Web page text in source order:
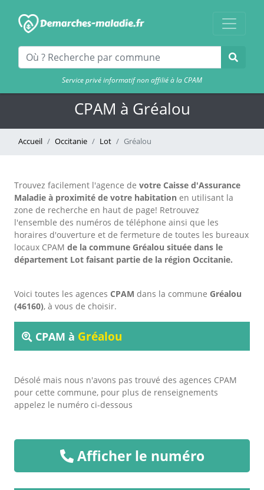
Service privé informatif non affilié à la CPAM
CPAM à Gréalou
Accueil Occitanie Lot Gréalou
Trouvez facilement l'agence de votre Caisse d'Assurance
Maladie à proximité de votre habitation en utilisant la
zone de recherche en haut de page! Retrouvez
l'ensemble des numéros de téléphone ainsi que les
horaires d'ouverture et de fermeture de toutes les bureaux
locaux CPAM de la commune Gréalou située dans le
département Lot faisant partie de la région Occitanie.
Voici toutes les agences CPAM dans la commune Gréalou
(46160), à vous de choisir.
CPAM à Gréalou
Désolé mais nous n'avons pas trouvé des agences CPAM
pour cette commune, pour plus de renseignements
appelez le numéro ci-dessous
Afficher le numéro